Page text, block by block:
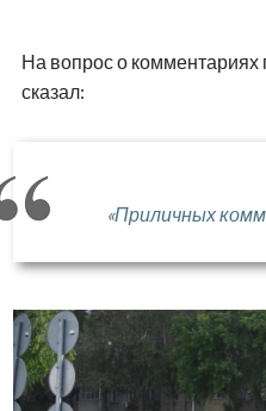
На вопрос о комментариях
сказал:
«Приличных